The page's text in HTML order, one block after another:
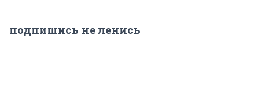
подпишись не ленись